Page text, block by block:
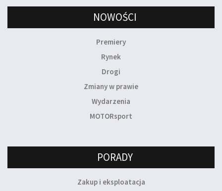
NOWOŚCI
Premiery
Rynek
Drogi
Zmiany w prawie
Wydarzenia
MOTORsport
PORADY
Zakup i eksploatacja